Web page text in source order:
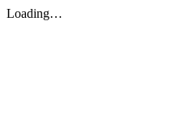
Loading…